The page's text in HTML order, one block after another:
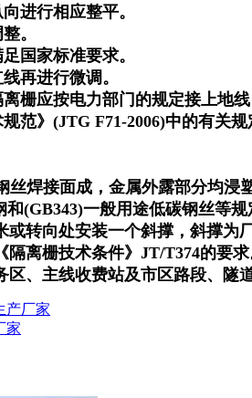
进行相应整平。
。
国家标准要求。
再进行微调。
栅应按电力部门的规定接上地
范》(JTG F71-2006)中的有关规
焊接面成，金属外露部分均浸
(GB343)一般用途低碳钢丝等
转向处安装一个斜撑，斜撑为
离栅技术条件》JT/T374的要求
、主线收费站及市区路段、隧
产厂家
家